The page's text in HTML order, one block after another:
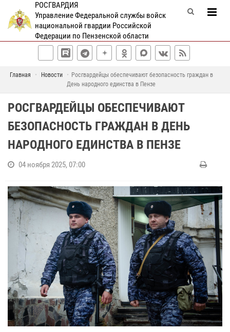
РОСГВАРДИЯ
Управление Федеральной службы войск
национальной гвардии Российской
Федерации по Пензенской области
Главная Новости
Росгвардейцы обеспечивают безопасность граждан в
День народного единства в Пензе
РОСГВАРДЕЙЦЫ ОБЕСПЕЧИВАЮТ
БЕЗОПАСНОСТЬ ГРАЖДАН В ДЕНЬ
НАРОДНОГО ЕДИНСТВА В ПЕНЗЕ
04 ноября 2025, 07:00